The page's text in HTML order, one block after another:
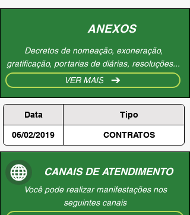
ANEXOS
Decretos de nomeação, exoneração,
gratificação, portarias de diárias, resoluções...
VER MAIS
Data Tipo
06/02/2019 CONTRATOS
CANAIS DE ATENDIMENTO
Você pode realizar manifestações nos
seguintes canais